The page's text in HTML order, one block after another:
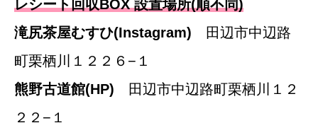
レシート回収BOX 設置場所(順不同)
滝尻茶屋むすひ(Instagram) 田辺市中辺路
町栗栖川１２２６−１
熊野古道館(HP) 田辺市中辺路町栗栖川１２
２２−１